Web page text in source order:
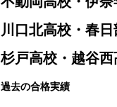
川口北高校・春
杉戸高校・越谷
過去の合格実績